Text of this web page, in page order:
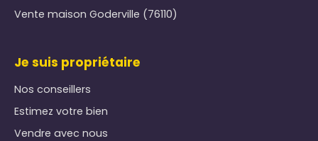
Vente maison Goderville (76110)
Je suis propriétaire
Nos conseillers
Estimez votre bien
Vendre avec nous